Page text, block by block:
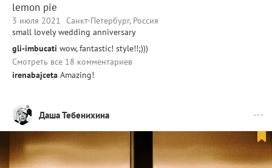
lemon pie
3 июля 2021 Санкт-Петербург, Россия
small lovely wedding anniversary
gli-imbucati wow, fantastic! style!!;)))
Смотреть все 18 комментариев
irenabajceta Amazing!
Даша Тебенихина